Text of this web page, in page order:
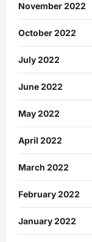
November 2022
October 2022
July 2022
June 2022
May 2022
April 2022
March 2022
February 2022
January 2022